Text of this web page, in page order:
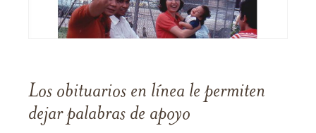
Los obituarios en línea le permiten
dejar palabras de apoyo